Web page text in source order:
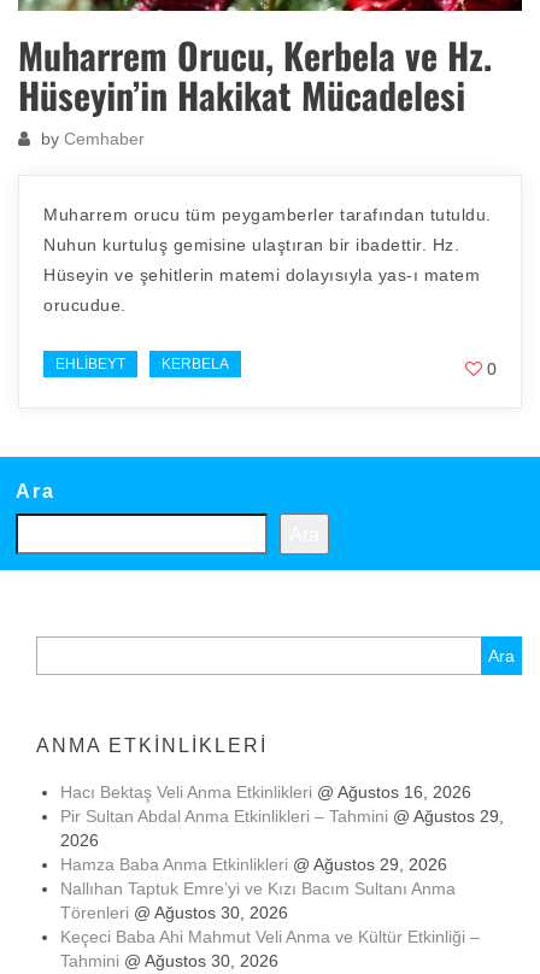
Muharrem Orucu, Kerbela ve Hz.
Hüseyin’in Hakikat Mücadelesi
by Cemhaber
Muharrem orucu tüm peygamberler tarafından tutuldu.
Nuhun kurtuluş gemisine ulaştıran bir ibadettir. Hz.
Hüseyin ve şehitlerin matemi dolayısıyla yas-ı matem
orucudue.
EHLIBEYT KERBELA 0
Ara
ANMA ETKINLIKLERI
Hacı Bektaş Veli Anma Etkinlikleri @ Ağustos 16, 2026
Pir Sultan Abdal Anma Etkinlikleri – Tahmini @ Ağustos 29,
2026
Hamza Baba Anma Etkinlikleri @ Ağustos 29, 2026
Nallıhan Taptuk Emre’yi ve Kızı Bacım Sultanı Anma
Törenleri @ Ağustos 30, 2026
Keçeci Baba Ahi Mahmut Veli Anma ve Kültür Etkinliği –
Tahmini @ Ağustos 30, 2026